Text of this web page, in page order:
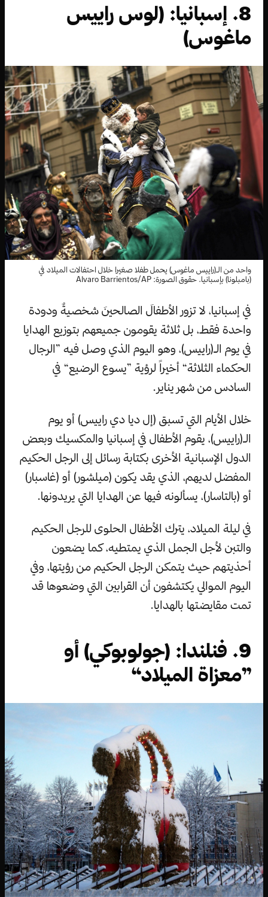
8. إسبانيا: (لوس راييس
ماغوس)
واحد من الـ(راييس ماغوس) يحمل طفلا صغيرا خلال احتفالات الميلاد في
(بامبلونا) بإسبانيا. حقوق الصورة: Alvaro Barrientos/AP
في إسبانيا، لا تزور الأطفالَ الصالحينَ شخصيةٌ ودودة
واحدة فقط، بل ثلاثة يقومون جميعهم بتوزيع الهدايا
في يوم الـ(راييس)، وهو اليوم الذي وصل فيه ”الرجال
الحكماء الثلاثة“ أخيراً لرؤية ”يسوع الرضيع“ في
السادس من شهر يناير.
خلال الأيام التي تسبق (إل ديا دي راييس) أو يوم
الـ(راييس)، يقوم الأطفال في إسبانيا والمكسيك وبعض
الدول الإسبانية الأخرى بكتابة رسائل إلى الرجل الحكيم
المفضل لديهم، الذي يقد يكون (ميلشور) أو (غاسبار)
أو (بالتاسار)، يسألونه فيها عن الهدايا التي يريدونها.
في ليلة الميلاد، يترك الأطفال الحلوى للرجل الحكيم
والتبن لأجل الجمل الذي يمتطيه، كما يضعون
أحذيتهم حيث يتمكن الرجل الحكيم من رؤيتها، وفي
اليوم الموالي يكتشفون أن القرابين التي وضعوها قد
تمت مقايضتها بالهدايا.
9. فنلندا: (جولوبوكي) أو
”معزاة الميلاد“